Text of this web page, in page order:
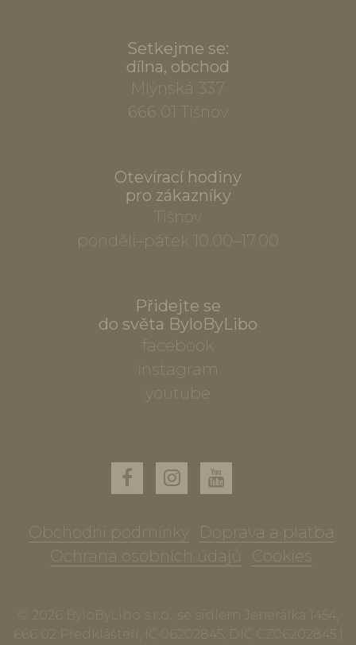
Setkejme se:
dílna, obchod
Mlýnská 337
666 01 Tišnov
Otevírací hodiny
pro zákazníky
Tišnov
pondělí–pátek 10.00–17.00
Přidejte se
do světa ByloByLibo
facebook
instagram
youtube
Obchodní podmínky
Doprava a platba
Ochrana osobních údajů
Cookies
© 2026 ByloByLibo s.r.o., se sídlem Jenerálka 1454,
666 02 Předklášteří, IČ 06202845, DIČ CZ06202845 |